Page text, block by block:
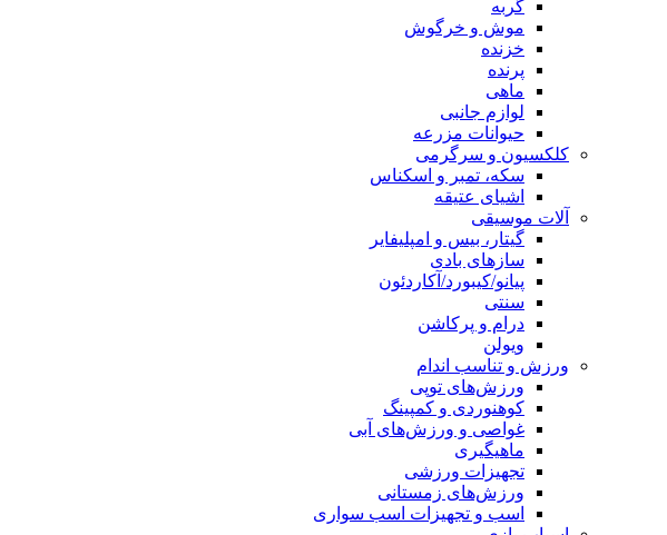
گربه
موش و خرگوش
خزنده
پرنده
ماهی
لوازم جانبی
حیوانات مزرعه
کلکسیون و سرگرمی
سکه، تمبر و اسکناس
اشیای عتیقه
آلات موسیقی
گیتار، بیس و امپلیفایر
سازهای بادی
پیانو/کیبورد/آکاردئون
سنتی
درام و پرکاشن
ویولن
ورزش و تناسب اندام
ورزش‌های توپی
کوهنوردی و کمپینگ
غواصی و ورزش‌های آبی
ماهیگیری
تجهیزات ورزشی
ورزش‌های زمستانی
اسب و تجهیزات اسب سواری